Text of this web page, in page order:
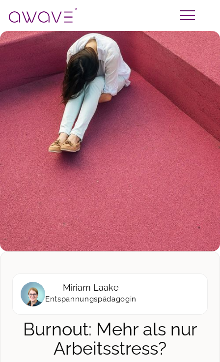
Miriam Laake
Entspannungspädagogin
Burnout: Mehr als nur
Arbeitsstress?